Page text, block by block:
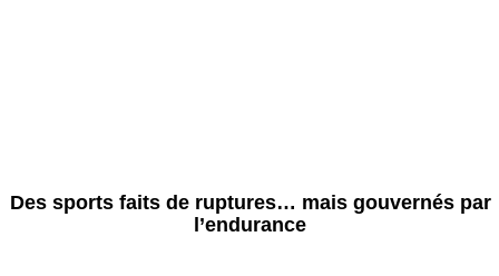
Des sports faits de ruptures… mais gouvernés par
l’endurance